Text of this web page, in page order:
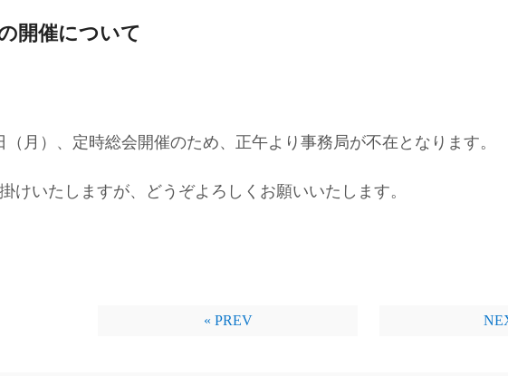
開催について
（月）、定時総会開催のため、正午より事務局が不在となります。
けいたしますが、どうぞよろしくお願いいたします。
« PREV